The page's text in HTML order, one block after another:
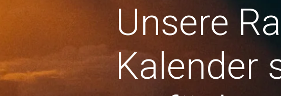
Unsere
Kalender